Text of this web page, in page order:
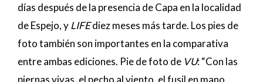
días después de la presencia de Capa en la localidad
de Espejo, yLIFEdiez meses más tarde. Los pies de
foto también son importantes en la comparativa
entre ambas ediciones. Pie de foto de VU: “Con las
piernas vivas, el pecho al viento, el fusil en mano,